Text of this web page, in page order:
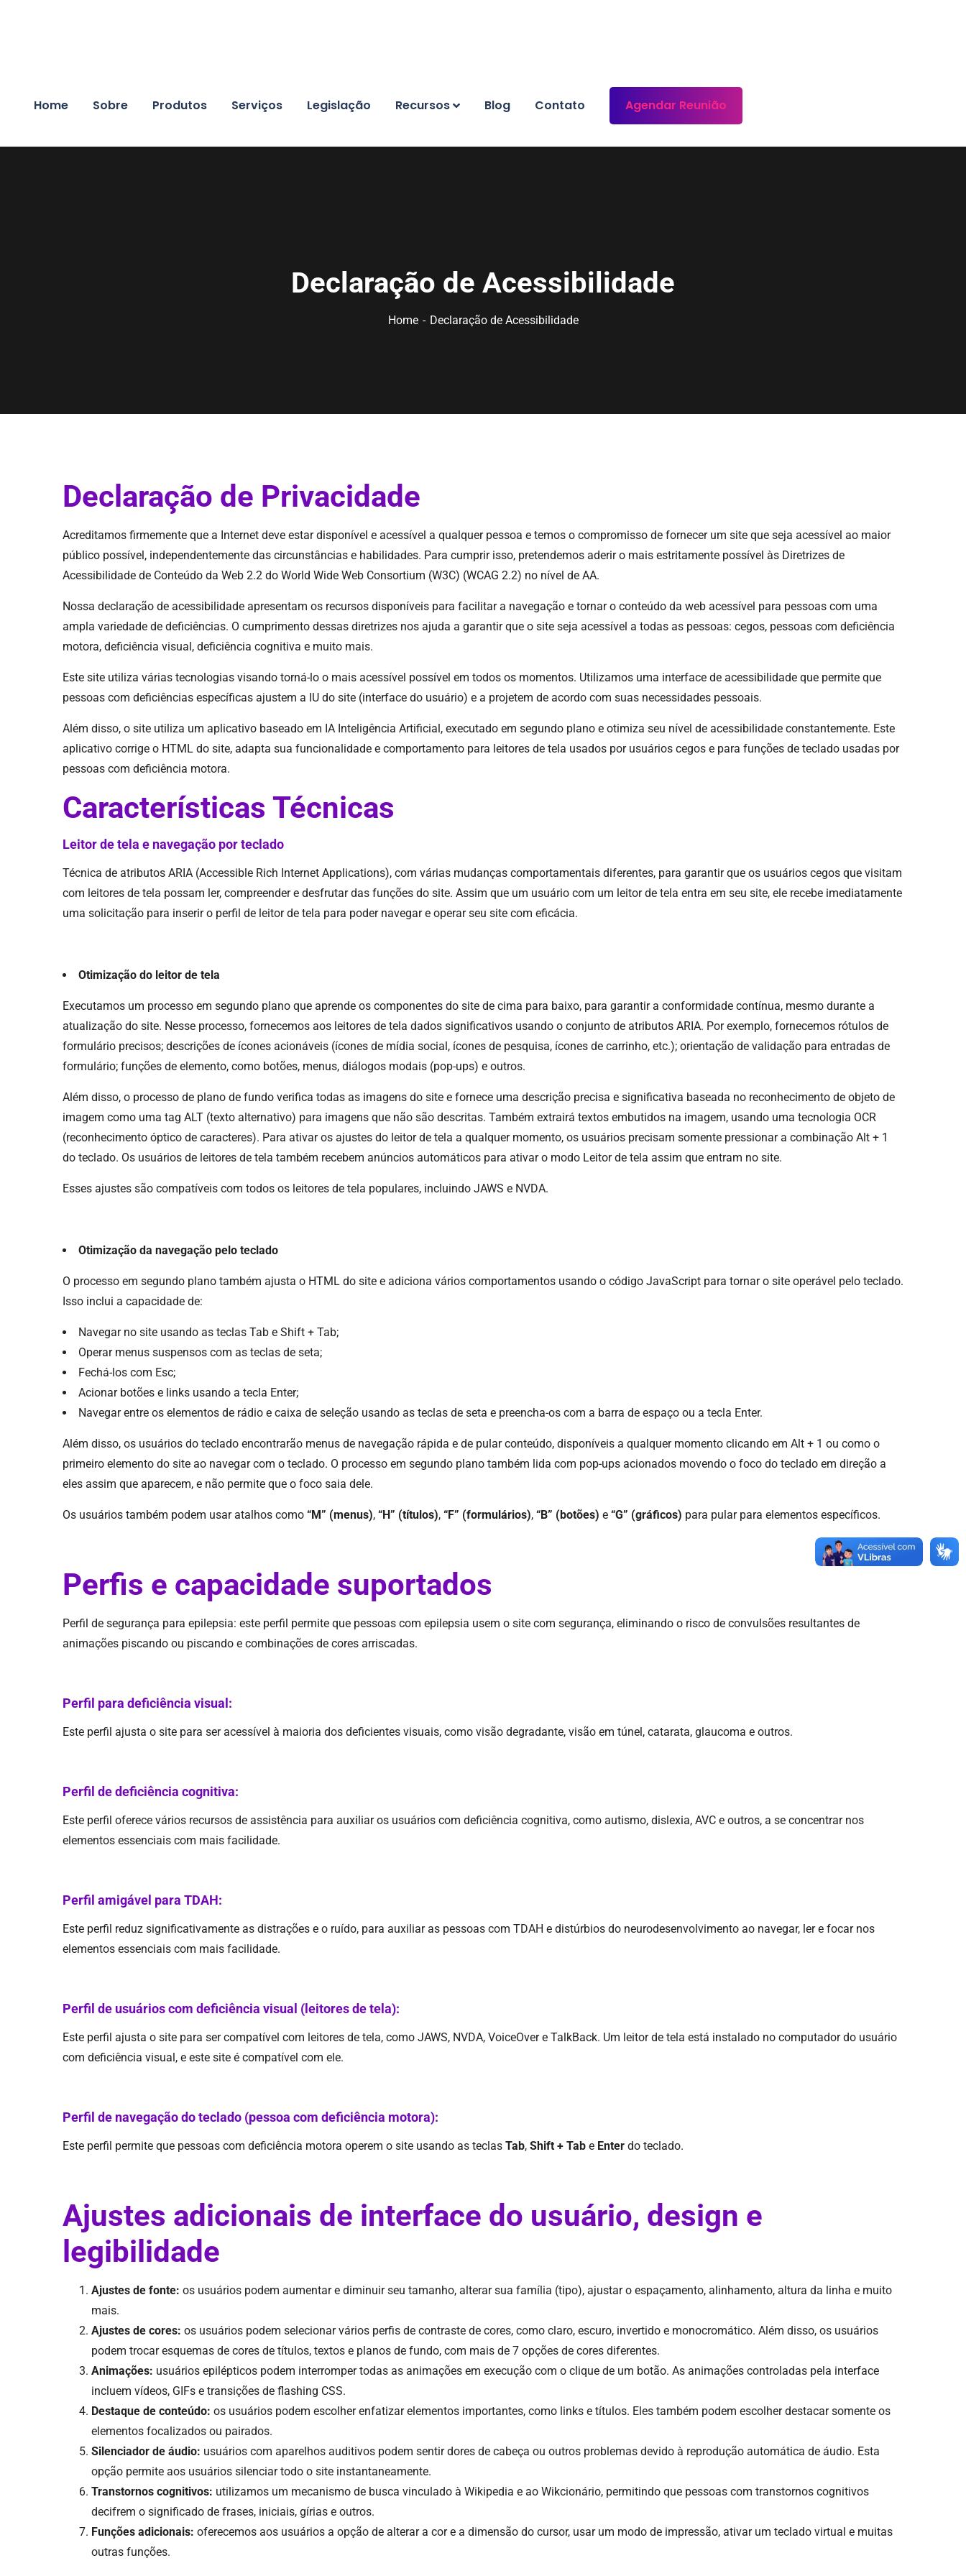
Home Sobre Produtos Serviços Legislação Recursos Blog Contato Agendar Reunião
Declaração de Acessibilidade
Home Declaração de Acessibilidade
Declaração de Privacidade
Acreditamos firmemente que a Internet deve estar disponível e acessível a qualquer pessoa e temos o compromisso de fornecer um site que seja acessível ao maior
público possível, independentemente das circunstâncias e habilidades. Para cumprir isso, pretendemos aderir o mais estritamente possível às Diretrizes de
Acessibilidade de Conteúdo da Web 2.2 do World Wide Web Consortium (W3C) (WCAG 2.2) no nível de AA.
Nossa declaração de acessibilidade apresentam os recursos disponíveis para facilitar a navegação e tornar o conteúdo da web acessível para pessoas com uma
ampla variedade de deficiências. O cumprimento dessas diretrizes nos ajuda a garantir que o site seja acessível a todas as pessoas: cegos, pessoas com deficiência
motora, deficiência visual, deficiência cognitiva e muito mais.
Este site utiliza várias tecnologias visando torná-lo o mais acessível possível em todos os momentos. Utilizamos uma interface de acessibilidade que permite que
pessoas com deficiências específicas ajustem a IU do site (interface do usuário) e a projetem de acordo com suas necessidades pessoais.
Além disso, o site utiliza um aplicativo baseado em IA Inteligência Artificial, executado em segundo plano e otimiza seu nível de acessibilidade constantemente. Este
aplicativo corrige o HTML do site, adapta sua funcionalidade e comportamento para leitores de tela usados por usuários cegos e para funções de teclado usadas por
pessoas com deficiência motora.
Características Técnicas
Leitor de tela e navegação por teclado
Técnica de atributos ARIA (Accessible Rich Internet Applications), com várias mudanças comportamentais diferentes, para garantir que os usuários cegos que visitam
com leitores de tela possam ler, compreender e desfrutar das funções do site. Assim que um usuário com um leitor de tela entra em seu site, ele recebe imediatamente
uma solicitação para inserir o perfil de leitor de tela para poder navegar e operar seu site com eficácia.
Otimização do leitor de tela
​Executamos um processo em segundo plano que aprende os componentes do site de cima para baixo, para garantir a conformidade contínua, mesmo durante a
atualização do site. Nesse processo, fornecemos aos leitores de tela dados significativos usando o conjunto de atributos ARIA. Por exemplo, fornecemos rótulos de
formulário precisos; descrições de ícones acionáveis (ícones de mídia social, ícones de pesquisa, ícones de carrinho, etc.); orientação de validação para entradas de
formulário; funções de elemento, como botões, menus, diálogos modais (pop-ups) e outros.
Além disso, o processo de plano de fundo verifica todas as imagens do site e fornece uma descrição precisa e significativa baseada no reconhecimento de objeto de
imagem como uma tag ALT (texto alternativo) para imagens que não são descritas. Também extrairá textos embutidos na imagem, usando uma tecnologia OCR
(reconhecimento óptico de caracteres). Para ativar os ajustes do leitor de tela a qualquer momento, os usuários precisam somente pressionar a combinação Alt + 1
do teclado. Os usuários de leitores de tela também recebem anúncios automáticos para ativar o modo Leitor de tela assim que entram no site.
Esses ajustes são compatíveis com todos os leitores de tela populares, incluindo JAWS e NVDA.
Otimização da navegação pelo teclado
​O processo em segundo plano também ajusta o HTML do site e adiciona vários comportamentos usando o código JavaScript para tornar o site operável pelo teclado.
Isso inclui a capacidade de:
Navegar no site usando as teclas Tab e Shift + Tab;
Operar menus suspensos com as teclas de seta;
Fechá-los com Esc;
Acionar botões e links usando a tecla Enter;
Navegar entre os elementos de rádio e caixa de seleção usando as teclas de seta e preencha-os com a barra de espaço ou a tecla Enter.
Além disso, os usuários do teclado encontrarão menus de navegação rápida e de pular conteúdo, disponíveis a qualquer momento clicando em Alt + 1 ou como o
primeiro elemento do site ao navegar com o teclado. O processo em segundo plano também lida com pop-ups acionados movendo o foco do teclado em direção a
eles assim que aparecem, e não permite que o foco saia dele.
Os usuários também podem usar atalhos como “M” (menus), “H” (títulos), “F” (formulários), “B” (botões) e “G” (gráficos) para pular para elementos específicos.
Perfis e capacidade suportados
​Perfil de segurança para epilepsia: este perfil permite que pessoas com epilepsia usem o site com segurança, eliminando o risco de convulsões resultantes de
animações piscando ou piscando e combinações de cores arriscadas.
Perfil para deficiência visual:
​Este perfil ajusta o site para ser acessível à maioria dos deficientes visuais, como visão degradante, visão em túnel, catarata, glaucoma e outros.
Perfil de deficiência cognitiva:
​Este perfil oferece vários recursos de assistência para auxiliar os usuários com deficiência cognitiva, como autismo, dislexia, AVC e outros, a se concentrar nos
elementos essenciais com mais facilidade.
Perfil amigável para TDAH:
​Este perfil reduz significativamente as distrações e o ruído, para auxiliar as pessoas com TDAH e distúrbios do neurodesenvolvimento ao navegar, ler e focar nos
elementos essenciais com mais facilidade.
Perfil de usuários com deficiência visual (leitores de tela):
Este perfil ajusta o site para ser compatível com leitores de tela, como JAWS, NVDA, VoiceOver e TalkBack. Um leitor de tela está instalado no computador do usuário
com deficiência visual, e este site é compatível com ele.
Perfil de navegação do teclado (pessoa com deficiência motora):
​Este perfil permite que pessoas com deficiência motora operem o site usando as teclas Tab, Shift + Tab e Enter do teclado.
Ajustes adicionais de interface do usuário, design e
legibilidade
Ajustes de fonte: os usuários podem aumentar e diminuir seu tamanho, alterar sua família (tipo), ajustar o espaçamento, alinhamento, altura da linha e muito
mais.
Ajustes de cores: os usuários podem selecionar vários perfis de contraste de cores, como claro, escuro, invertido e monocromático. Além disso, os usuários
podem trocar esquemas de cores de títulos, textos e planos de fundo, com mais de 7 opções de cores diferentes.
Animações: usuários epilépticos podem interromper todas as animações em execução com o clique de um botão. As animações controladas pela interface
incluem vídeos, GIFs e transições de flashing CSS.
Destaque de conteúdo: os usuários podem escolher enfatizar elementos importantes, como links e títulos. Eles também podem escolher destacar somente os
elementos focalizados ou pairados.
Silenciador de áudio: usuários com aparelhos auditivos podem sentir dores de cabeça ou outros problemas devido à reprodução automática de áudio. Esta
opção permite aos usuários silenciar todo o site instantaneamente.
Transtornos cognitivos: utilizamos um mecanismo de busca vinculado à Wikipedia e ao Wikcionário, permitindo que pessoas com transtornos cognitivos
decifrem o significado de frases, iniciais, gírias e outros.
Funções adicionais: oferecemos aos usuários a opção de alterar a cor e a dimensão do cursor, usar um modo de impressão, ativar um teclado virtual e muitas
outras funções.